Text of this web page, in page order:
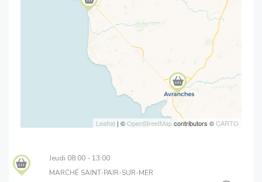
Leaflet | ©OpenStreetMapcontributors ©CARTO
Jeudi 08:00 - 13:00
MARCHÉ SAINT-PAIR-SUR-MER